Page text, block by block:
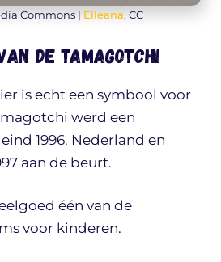
Commons | Elleana, CC
de Tamagotchi
is echt een symbool voor
werd een
1996. Nederland en
aan de beurt.
één van de
voor kinderen.